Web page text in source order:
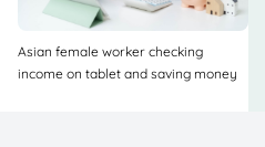
Asian female worker checking
income on tablet and saving money